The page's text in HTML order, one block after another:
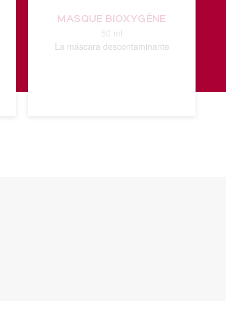
MASQUE BIOXYGÈNE
50 ml
La máscara descontaminante